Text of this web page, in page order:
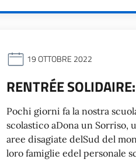
19 OTTOBRE 2022
RENTRÉE
Pochi giorni fa la nostra
scolastico aDona un Sorriso,
aree disagiate delSud del
loro famiglie edel personale